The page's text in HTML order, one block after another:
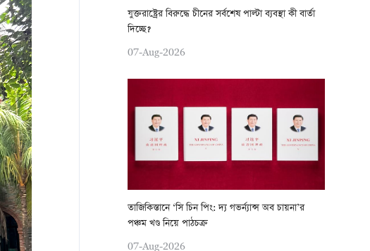
যুক্তরাষ্ট্রের বিরুদ্ধে চীনের সর্বশেষ পাল্টা ব্যবস্থা কী বার্তা
দিচ্ছে?
07-Aug-2026
তাজিকিস্তানে ‘সি চিন পিং: দ্য গভর্ন্যান্স অব চায়না’র
পঞ্চম খণ্ড নিয়ে পাঠচক্র
07-Aug-2026